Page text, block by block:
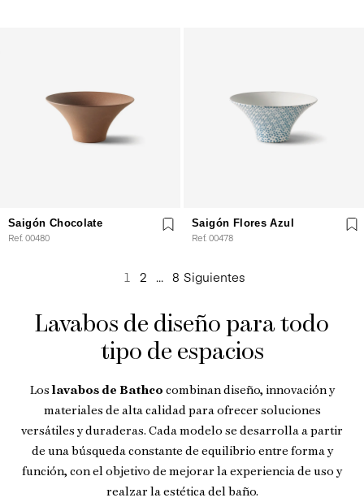
Saigón Chocolate
Ref. 00480
Saigón Flores Azul
Ref. 00478
entradas
1 2 ... 8 Siguientes
Lavabos de diseño para todo
tipo de espacios
Los lavabos de Bathco combinan diseño, innovación y
materiales de alta calidad para ofrecer soluciones
versátiles y duraderas. Cada modelo se desarrolla a partir
de una búsqueda constante de equilibrio entre forma y
función, con el objetivo de mejorar la experiencia de uso y
realzar la estética del baño.